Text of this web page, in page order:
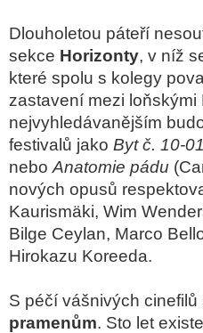
Dlouholetou páteří
sekce Horizonty, v níž
které spolu s kolegy
zastavení mezi
nejvyhledávanějším
festivalů jako Byt č. 10-01
nebo Anatomie pádu
nových opusů
Kaurismäki, Wim
Bilge Ceylan, Marco
Hirokazu Koreeda.
S péčí vášnivých
pramenům. Sto let